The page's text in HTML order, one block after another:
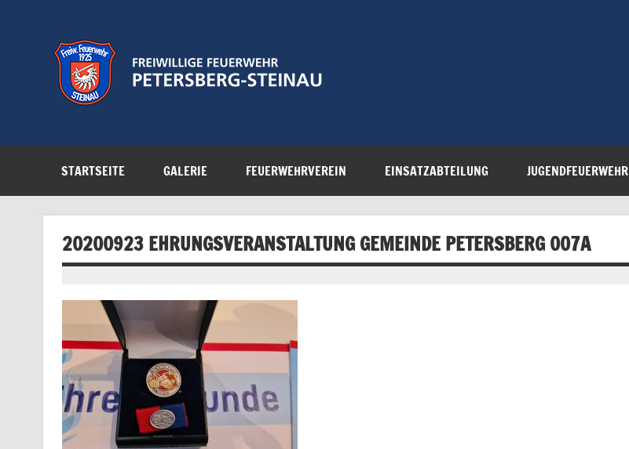
STARTSEITE GALERIE FEUERWEHRVEREIN EINSATZABTEILUNG JUGENDFEUERWEHR
20200923 EHRUNGSVERANSTALTUNG GEMEINDE PETERSBERG 007A